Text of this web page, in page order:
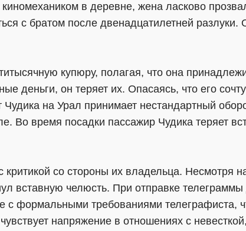
в деревне, жена ласково
с братом после двенадцатилетней разлуки.
купюру, полагая, что она
деньги, он теряет их. Опасаясь, что его
на Урал принимает нестандартный
Во время посадки пассажир Чудика теряет
со стороны их владельца. Несмотря
вставную челюсть. При отправке
с формальными требованиями телеграфиста,
напряжение в отношениях с